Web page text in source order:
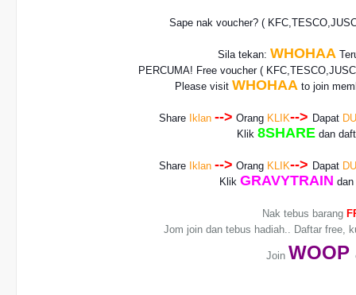
Sape nak voucher? (
Sila tekan: WHOHAA
PERCUMA! Free voucher(
Please visitWHOHAA to join
Share Iklan --> Orang KLIK--> Dapat
Klik8SHARE dan
Share Iklan --> Orang KLIK--> Dapat
Klik GRAVYTRAIN
Nak tebus barang
Jom join dan tebus hadiah.. Daftar free,
Join WOOP